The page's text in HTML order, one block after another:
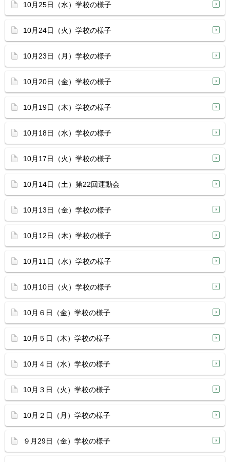
10月25日（水）学校の様子
10月24日（火）学校の様子
10月23日（月）学校の様子
10月20日（金）学校の様子
10月19日（木）学校の様子
10月18日（水）学校の様子
10月17日（火）学校の様子
10月14日（土）第22回運動会
10月13日（金）学校の様子
10月12日（木）学校の様子
10月11日（水）学校の様子
10月10日（火）学校の様子
10月６日（金）学校の様子
10月５日（木）学校の様子
10月４日（水）学校の様子
10月３日（火）学校の様子
10月２日（月）学校の様子
９月29日（金）学校の様子